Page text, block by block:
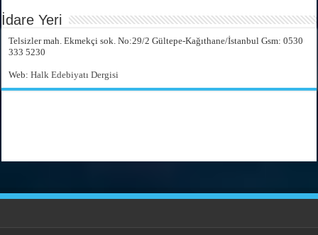
İdare Yeri
Telsizler mah. Ekmekçi sok. No:29/2 Gültepe-Kağıthane/İstanbul Gsm: 0530
333 5230
Web:Halk Edebiyatı Dergisi